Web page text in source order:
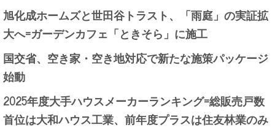
旭化成ホームズと世田谷トラスト、「雨庭」の実証拡
大へ=ガーデンカフェ「ときそら」に施工
国交省、空き家・空き地対応で新たな施策パッケージ
始動
2025年度大手ハウスメーカーランキング=総販売戸数
首位は大和ハウス工業、前年度プラスは住友林業のみ